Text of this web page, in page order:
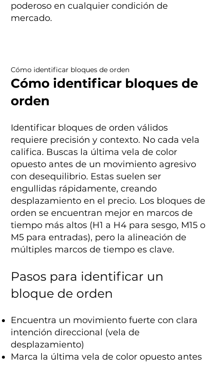
Cómo identificar bloques de orden
Cómo identificar bloques de
orden
Identificar bloques de orden válidos
requiere precisión y contexto. No cada vela
califica. Buscas la última vela de color
opuesto antes de un movimiento agresivo
con desequilibrio. Estas suelen ser
engullidas rápidamente, creando
desplazamiento en el precio. Los bloques de
orden se encuentran mejor en marcos de
tiempo más altos (H1 a H4 para sesgo, M15 o
M5 para entradas), pero la alineación de
múltiples marcos de tiempo es clave.
Pasos para identificar un
bloque de orden
Encuentra un movimiento fuerte con clara
intención direccional (vela de
desplazamiento)
Marca la última vela de color opuesto antes
poderoso en cualquier condición de
mercado.